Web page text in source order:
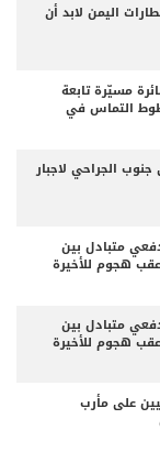
اليمن لابد أن
مسيّرة تابعة
التماس في
الجراحي لاجبار
متبادل بين
هجوم للأخيرة
متبادل بين
هجوم للأخيرة
على مأرب